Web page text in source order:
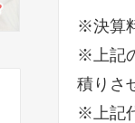
※決算
※上記
積りさ
※上記